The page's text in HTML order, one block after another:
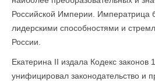
Российской Империи. Императрица
лидерскими способностями и
России.
Екатерина II издала Кодекс законов
унифицировал законодательство и